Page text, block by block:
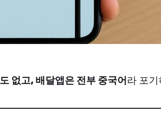
없고, 배달앱은 전부 중국어라 포